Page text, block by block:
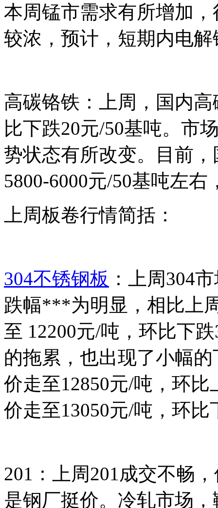
本周锰市需求有所增加
较浓，预计，短期内电
高碳铬铁：上周，国内
比下跌20元/50基吨。市
势状态有所改变。目前
5800-6000元/50基吨左右
上周板卷行情简括：
304不锈钢板 ：上周304
跌幅***为明显，相比上
至 12200元/吨，环比下
的拖累，也出现了小幅
价走至12850元/吨，环
价走至13050元/吨，环比
201：上周201成交不畅
是钢厂挺价。冷轧市场